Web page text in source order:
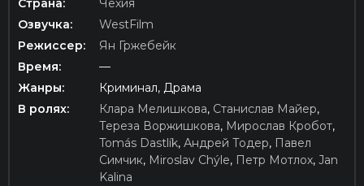
Страна:
Чехия
Озвучка:
WestFilm
Режиссер:
Ян Гржебейк
Время:
—
Жанры:
Криминал, Драма
В ролях:
Клара Мелишкова, Станислав Майер,
Тереза Воржишкова, Мирослав Кробот,
Tomás Dastlík, Андрей Тодер, Павел
Симчик, Miroslav Chýle, Петр Мотлох, Jan
Kalina